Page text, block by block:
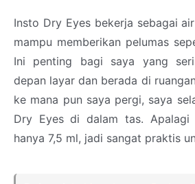
Insto Dry Eyes bekerja sebagai
mampu memberikan pelumas
Ini penting bagi saya yang
depan layar dan berada di
ke mana pun saya pergi, saya
Dry Eyes di dalam tas. Apalagi
hanya 7,5 ml, jadi sangat praktis